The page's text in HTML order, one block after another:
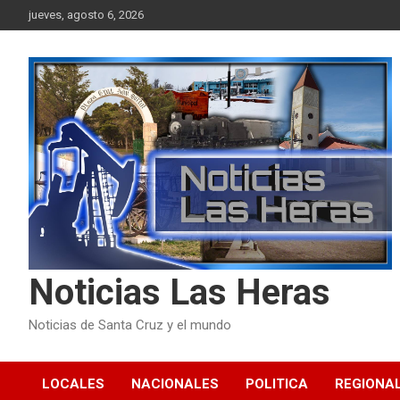
to
jueves, agosto 6, 2026
Noticias Las Heras
Noticias de Santa Cruz y el mundo
LOCALES NACIONALES POLITICA